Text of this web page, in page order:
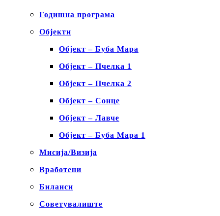
Годишна програма
Објекти
Објект – Буба Мара
Објект – Пчелка 1
Објект – Пчелка 2
Објект – Сонце
Објект – Лавче
Објект – Буба Мара 1
Мисија/Визија
Вработени
Биланси
Советувалиште